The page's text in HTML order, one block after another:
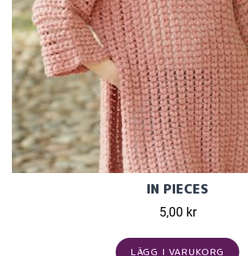
IN PIECES
5,00 kr
LÄGG I VARUKORG